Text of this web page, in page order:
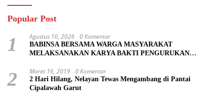
Popular Post
1 Agustus 10, 2026 0 Komentar
BABINSA BERSAMA WARGA MASYARAKAT
MELAKSANAKAN KARYA BAKTI PENGURUKAN
2 Maret 16, 2019 0 Komentar
2 Hari Hilang, Nelayan Tewas Mengambang di Pantai
Cipalawah Garut